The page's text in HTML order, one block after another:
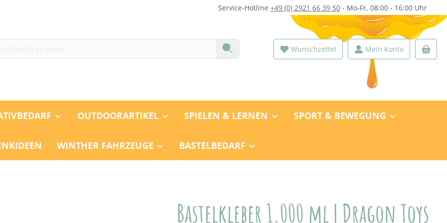
Service-Hotline +49 (0) 2921 66 39 50 - Mo-Fr, 08:00 - 16:00 Uhr
Wunschzettel Mein Konto
OUTDOORARTIKEL SPIELEN & LERNEN SPORT & BEWEGUNG
WINTHER FAHRZEUGE BASTELBEDARF
Bastelkleber 1.000 ml | Dragon Toys